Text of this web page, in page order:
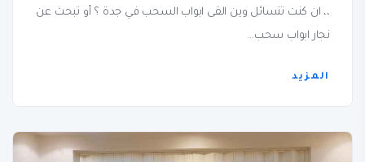
،، ان كنت تتسائل وين القى ابواب السحب في جدة ؟ أو تبحث عن
نجار ابواب سحب...
المزيد